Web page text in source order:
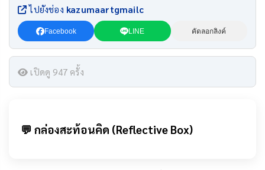
ไปยังช่อง kazumaartgmailc
Facebook LINE คัดลอกลิงค์
เปิดดู 947 ครั้ง
💬 กล่องสะท้อนคิด (Reflective Box)